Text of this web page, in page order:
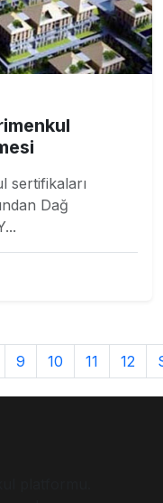
sertifikaları
Dağ
9 10 11 12